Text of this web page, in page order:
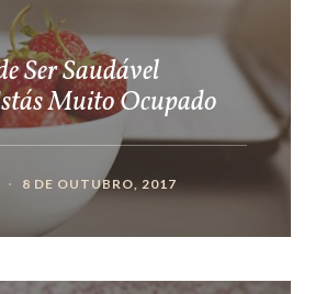
Ser Saudável
Muito Ocupado
8 DE OUTUBRO, 2017